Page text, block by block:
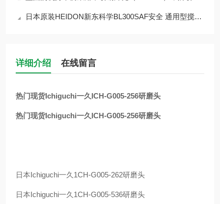
日本原装HEIDON新东科学BL300SAF安全 通用型搅拌器
详细介绍 在线留言
热门现货Ichiguchi一久ICH-G005-256研磨头
热门现货Ichiguchi一久ICH-G005-256研磨头
日本Ichiguchi一久 1CH-G005-262研磨头
日本Ichiguchi一久 1CH-G005-536研磨头